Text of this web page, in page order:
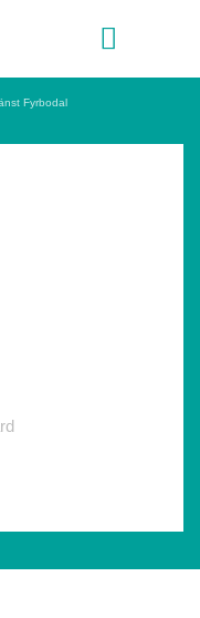
Fyrbodal